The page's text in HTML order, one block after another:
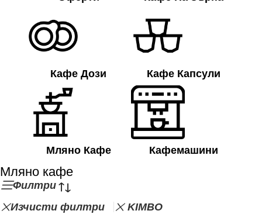
Кафе Дози Кафе Капсули
Мляно Кафе Кафемашини
Мляно кафе
Филтри
Изчисти филтри
KIMBO